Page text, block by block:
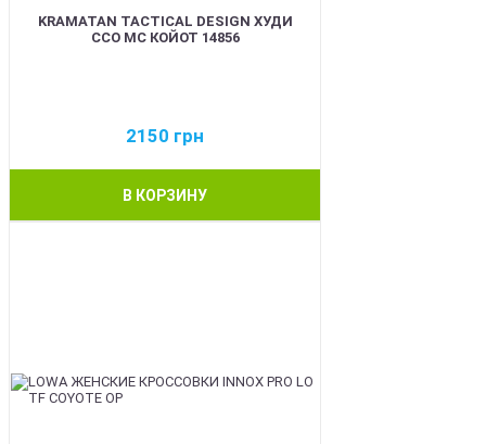
KRAMATAN TACTICAL DESIGN ХУДИ
ССО МС КОЙОТ 14856
2150 грн
В КОРЗИНУ